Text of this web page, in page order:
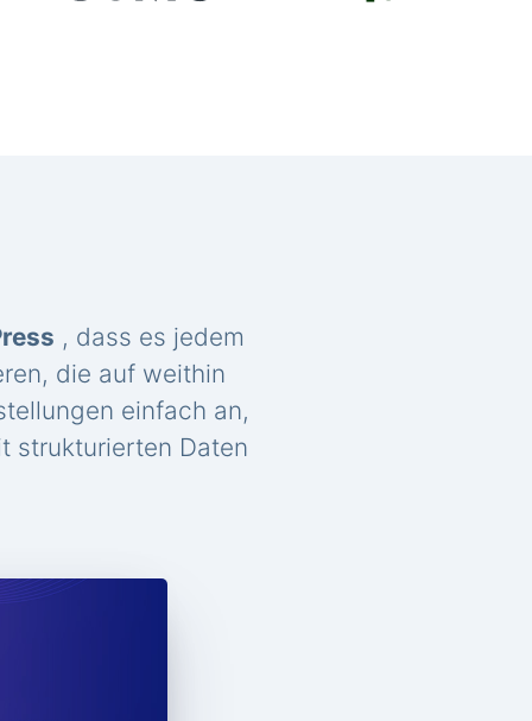
, dass es jedem
die auf weithin
einfach an,
strukturierten Daten